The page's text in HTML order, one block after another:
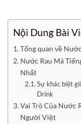
Nội Dung Bài
Tổng quan về
Nước Rau Má
Nhất
Sự khác biệt
Drink
Vai Trò Của Nước
Người Việt